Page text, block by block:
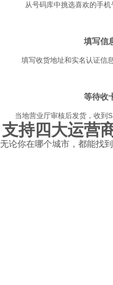
从号码库中挑选喜欢的手
填写信
填写收货地址和实名认证信
等待收
当地营业厅审核后发货，收到
支持四大运营
无论你在哪个城市，都能找